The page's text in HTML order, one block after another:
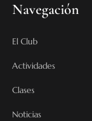
Navegación
El Club
Actividades
Clases
Noticias